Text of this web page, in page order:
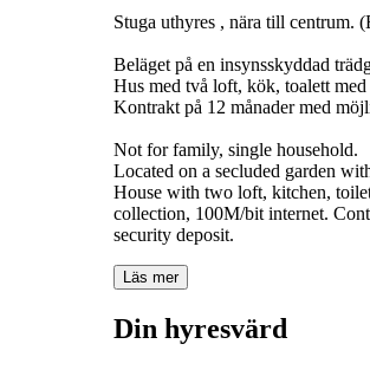
Stuga uthyres , nära till centrum.
Beläget på en insynsskyddad
Hus med två loft, kök, toalett
Kontrakt på 12 månader med
Not for family, single household.
Located on a secluded garden
House with two loft, kitchen,
collection, 100M/bit internet.
security deposit.
Läs mer
Din hyresvärd